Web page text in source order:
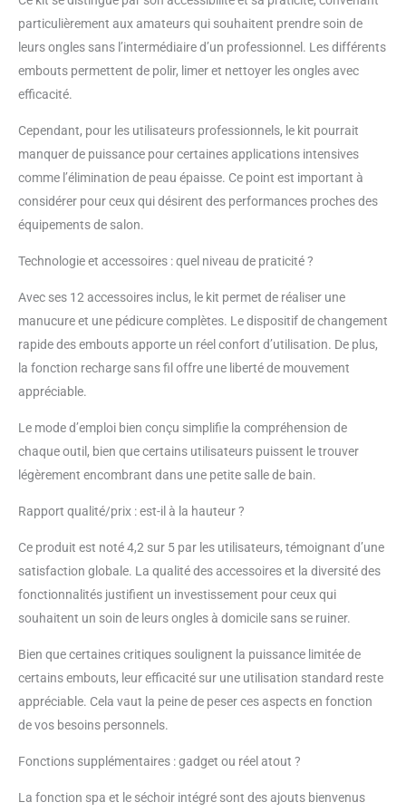
que pour enlever les petites peaux.
COMMANDE BIDIRECTIONNELLE 2 VITESSES :
Afin d’obtenir des manucures et des pédicures
parfaites, cet appareil est doté d'une
commande bidirectionnelle à 2 vitesses. DES
les bords rugueux autour des ongles et élimine
la peau sèche. Il peut également être utilisé
pour traiter les ongles incarnés et autres
onychopathies
particulièrement aux amateurs qui souhaitent prendre soin de
leurs ongles sans l’intermédiaire d’un professionnel. Les différents
embouts permettent de polir, limer et nettoyer les ongles avec
efficacité.
Cependant, pour les utilisateurs professionnels, le kit pourrait
manquer de puissance pour certaines applications intensives
comme l’élimination de peau épaisse. Ce point est important à
considérer pour ceux qui désirent des performances proches des
équipements de salon.
Technologie et accessoires : quel niveau de praticité ?
Avec ses 12 accessoires inclus, le kit permet de réaliser une
manucure et une pédicure complètes. Le dispositif de changement
rapide des embouts apporte un réel confort d’utilisation. De plus,
la fonction recharge sans fil offre une liberté de mouvement
appréciable.
Le mode d’emploi bien conçu simplifie la compréhension de
chaque outil, bien que certains utilisateurs puissent le trouver
légèrement encombrant dans une petite salle de bain.
Rapport qualité/prix : est-il à la hauteur ?
Ce produit est noté 4,2 sur 5 par les utilisateurs, témoignant d’une
satisfaction globale. La qualité des accessoires et la diversité des
fonctionnalités justifient un investissement pour ceux qui
souhaitent un soin de leurs ongles à domicile sans se ruiner.
Bien que certaines critiques soulignent la puissance limitée de
certains embouts, leur efficacité sur une utilisation standard reste
appréciable. Cela vaut la peine de peser ces aspects en fonction
de vos besoins personnels.
Fonctions supplémentaires : gadget ou réel atout ?
La fonction spa et le séchoir intégré sont des ajouts bienvenus